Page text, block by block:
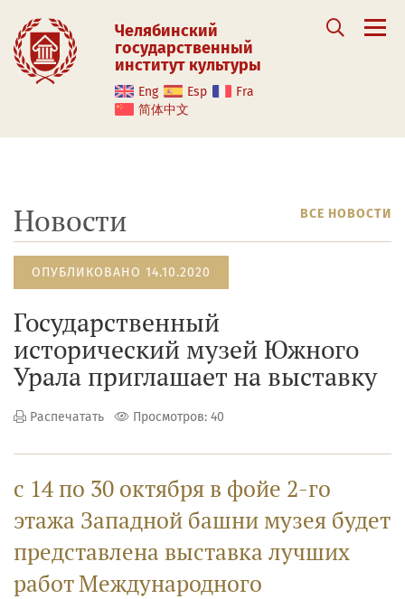
Челябинский
государственный
институт культуры
Eng Esp
Fra
简体中文
Новости ВСЕ НОВОСТИ
ОПУБЛИКОВАНО 14.10.2020
Государственный
исторический музей Южного
Урала приглашает на выставку
Распечатать Просмотров: 40
с 14 по 30 октября в фойе 2-го
этажа Западной башни музея будет
представлена выставка лучших
работ Международного